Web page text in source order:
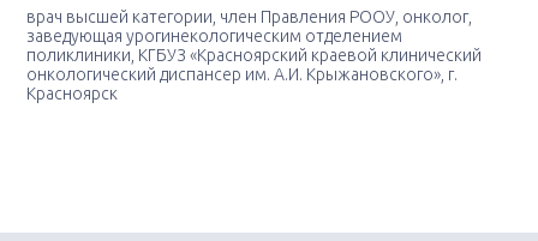
врач высшей категории, член Правления РООУ, онколог,
заведующая урогинекологическим отделением
поликлиники, КГБУЗ «Красноярский краевой клинический
онкологический диспансер им. А.И. Крыжановского», г.
Красноярск